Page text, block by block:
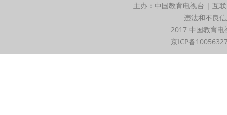
主办：中国教育电视台 | 互
违法和不良
2017 中国教育
京ICP备